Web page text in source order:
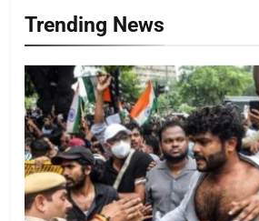
Trending News